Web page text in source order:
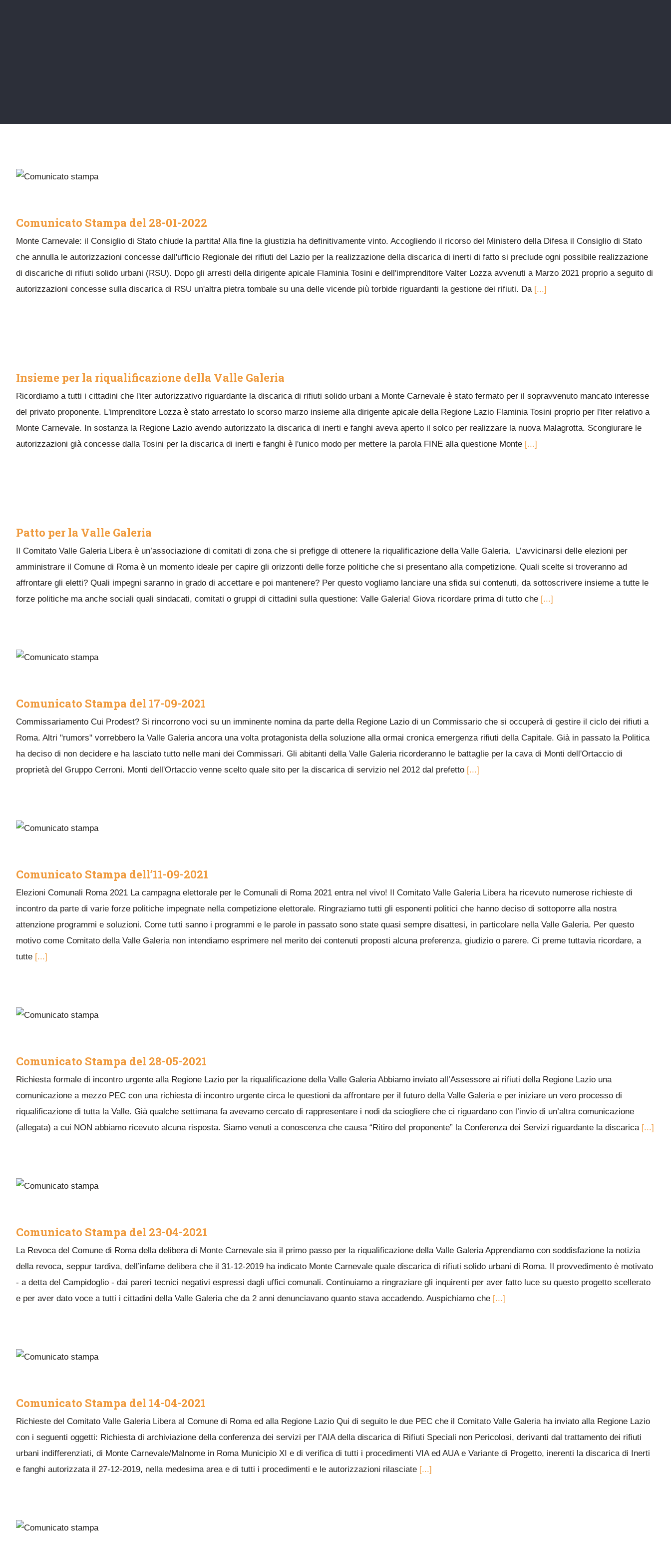
Comunicato Stampa del 28-01-2022
Monte Carnevale: il Consiglio di Stato chiude la partita! Alla fine la giustizia ha definitivamente vinto. Accogliendo il ricorso del Ministero della Difesa il Consiglio di Stato
che annulla le autorizzazioni concesse dall'ufficio Regionale dei rifiuti del Lazio per la realizzazione della discarica di inerti di fatto si preclude ogni possibile realizzazione
di discariche di rifiuti solido urbani (RSU). Dopo gli arresti della dirigente apicale Flaminia Tosini e dell'imprenditore Valter Lozza avvenuti a Marzo 2021 proprio a seguito di
autorizzazioni concesse sulla discarica di RSU un'altra pietra tombale su una delle vicende più torbide riguardanti la gestione dei rifiuti. Da [...]
Insieme per la riqualificazione della Valle Galeria
Ricordiamo a tutti i cittadini che l'iter autorizzativo riguardante la discarica di rifiuti solido urbani a Monte Carnevale è stato fermato per il sopravvenuto mancato interesse
del privato proponente. L'imprenditore Lozza è stato arrestato lo scorso marzo insieme alla dirigente apicale della Regione Lazio Flaminia Tosini proprio per l'iter relativo a
Monte Carnevale. In sostanza la Regione Lazio avendo autorizzato la discarica di inerti e fanghi aveva aperto il solco per realizzare la nuova Malagrotta. Scongiurare le
autorizzazioni già concesse dalla Tosini per la discarica di inerti e fanghi è l'unico modo per mettere la parola FINE alla questione Monte [...]
Patto per la Valle Galeria
Il Comitato Valle Galeria Libera è un’associazione di comitati di zona che si prefigge di ottenere la riqualificazione della Valle Galeria. L’avvicinarsi delle elezioni per
amministrare il Comune di Roma è un momento ideale per capire gli orizzonti delle forze politiche che si presentano alla competizione. Quali scelte si troveranno ad
affrontare gli eletti? Quali impegni saranno in grado di accettare e poi mantenere? Per questo vogliamo lanciare una sfida sui contenuti, da sottoscrivere insieme a tutte le
forze politiche ma anche sociali quali sindacati, comitati o gruppi di cittadini sulla questione: Valle Galeria! Giova ricordare prima di tutto che [...]
Comunicato Stampa del 17-09-2021
Commissariamento Cui Prodest? Si rincorrono voci su un imminente nomina da parte della Regione Lazio di un Commissario che si occuperà di gestire il ciclo dei rifiuti a
Roma. Altri "rumors" vorrebbero la Valle Galeria ancora una volta protagonista della soluzione alla ormai cronica emergenza rifiuti della Capitale. Già in passato la Politica
ha deciso di non decidere e ha lasciato tutto nelle mani dei Commissari. Gli abitanti della Valle Galeria ricorderanno le battaglie per la cava di Monti dell'Ortaccio di
proprietà del Gruppo Cerroni. Monti dell'Ortaccio venne scelto quale sito per la discarica di servizio nel 2012 dal prefetto [...]
Comunicato Stampa dell’11-09-2021
Elezioni Comunali Roma 2021 La campagna elettorale per le Comunali di Roma 2021 entra nel vivo! Il Comitato Valle Galeria Libera ha ricevuto numerose richieste di
incontro da parte di varie forze politiche impegnate nella competizione elettorale. Ringraziamo tutti gli esponenti politici che hanno deciso di sottoporre alla nostra
attenzione programmi e soluzioni. Come tutti sanno i programmi e le parole in passato sono state quasi sempre disattesi, in particolare nella Valle Galeria. Per questo
motivo come Comitato della Valle Galeria non intendiamo esprimere nel merito dei contenuti proposti alcuna preferenza, giudizio o parere. Ci preme tuttavia ricordare, a
tutte [...]
Comunicato Stampa del 28-05-2021
Richiesta formale di incontro urgente alla Regione Lazio per la riqualificazione della Valle Galeria Abbiamo inviato all’Assessore ai rifiuti della Regione Lazio una
comunicazione a mezzo PEC con una richiesta di incontro urgente circa le questioni da affrontare per il futuro della Valle Galeria e per iniziare un vero processo di
riqualificazione di tutta la Valle. Già qualche settimana fa avevamo cercato di rappresentare i nodi da sciogliere che ci riguardano con l’invio di un’altra comunicazione
(allegata) a cui NON abbiamo ricevuto alcuna risposta. Siamo venuti a conoscenza che causa “Ritiro del proponente” la Conferenza dei Servizi riguardante la discarica [...]
Comunicato Stampa del 23-04-2021
La Revoca del Comune di Roma della delibera di Monte Carnevale sia il primo passo per la riqualificazione della Valle Galeria Apprendiamo con soddisfazione la notizia
della revoca, seppur tardiva, dell’infame delibera che il 31-12-2019 ha indicato Monte Carnevale quale discarica di rifiuti solido urbani di Roma. Il provvedimento è motivato
- a detta del Campidoglio - dai pareri tecnici negativi espressi dagli uffici comunali. Continuiamo a ringraziare gli inquirenti per aver fatto luce su questo progetto scellerato
e per aver dato voce a tutti i cittadini della Valle Galeria che da 2 anni denunciavano quanto stava accadendo. Auspichiamo che [...]
Comunicato Stampa del 14-04-2021
Richieste del Comitato Valle Galeria Libera al Comune di Roma ed alla Regione Lazio Qui di seguito le due PEC che il Comitato Valle Galeria ha inviato alla Regione Lazio
con i seguenti oggetti: Richiesta di archiviazione della conferenza dei servizi per l’AIA della discarica di Rifiuti Speciali non Pericolosi, derivanti dal trattamento dei rifiuti
urbani indifferenziati, di Monte Carnevale/Malnome in Roma Municipio XI e di verifica di tutti i procedimenti VIA ed AUA e Variante di Progetto, inerenti la discarica di Inerti
e fanghi autorizzata il 27-12-2019, nella medesima area e di tutti i procedimenti e le autorizzazioni rilasciate [...]